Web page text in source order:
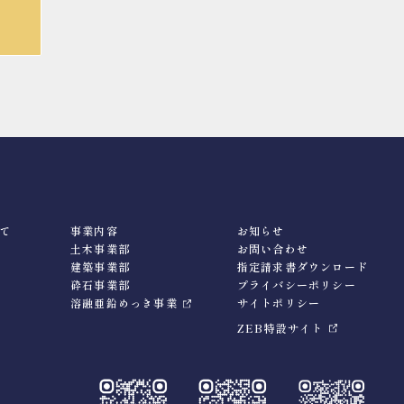
事業内容
土木事業部
建築事業部
砕石事業部
溶融亜鉛めっき事業
お知らせ
お問い合わせ
指定請求書ダウンロード
プライバシーポリシー
サイトポリシー
ZEB特設サイト